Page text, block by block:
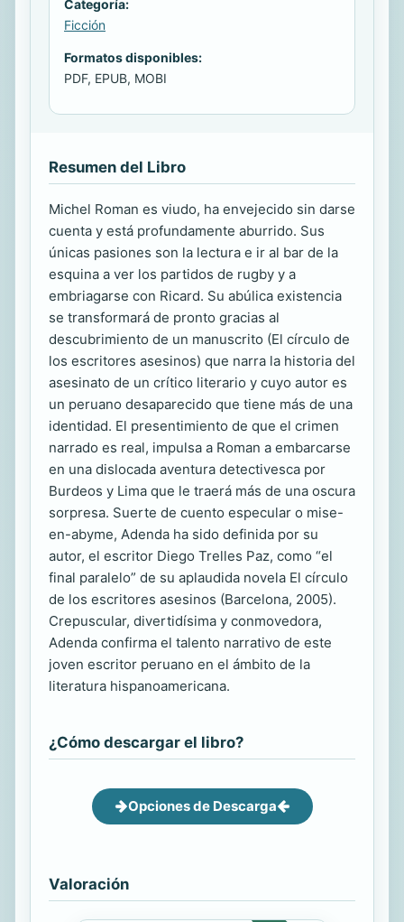
Categoría:
Ficción
Formatos disponibles:
PDF, EPUB, MOBI
Resumen del Libro
Michel Roman es viudo, ha envejecido sin darse
cuenta y está profundamente aburrido. Sus
únicas pasiones son la lectura e ir al bar de la
esquina a ver los partidos de rugby y a
embriagarse con Ricard. Su abúlica existencia
se transformará de pronto gracias al
descubrimiento de un manuscrito (El círculo de
los escritores asesinos) que narra la historia del
asesinato de un crítico literario y cuyo autor es
un peruano desaparecido que tiene más de una
identidad. El presentimiento de que el crimen
narrado es real, impulsa a Roman a embarcarse
en una dislocada aventura detectivesca por
Burdeos y Lima que le traerá más de una oscura
sorpresa. Suerte de cuento especular o mise-
en-abyme, Adenda ha sido definida por su
autor, el escritor Diego Trelles Paz, como “el
final paralelo” de su aplaudida novela El círculo
de los escritores asesinos (Barcelona, 2005).
Crepuscular, divertidísima y conmovedora,
Adenda confirma el talento narrativo de este
joven escritor peruano en el ámbito de la
literatura hispanoamericana.
¿Cómo descargar el libro?
Opciones de Descarga
Valoración